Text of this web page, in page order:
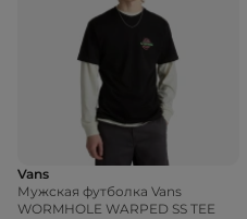
Vans
Мужская футболка Vans
WORMHOLE WARPED SS TEE